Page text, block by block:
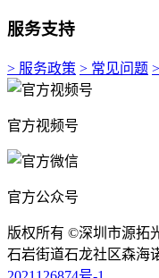
服务支持
> 服务政策 > 常见问题
官方视频号
官方公众号
版权所有 ©深圳市源拓
石岩街道石龙社区森海